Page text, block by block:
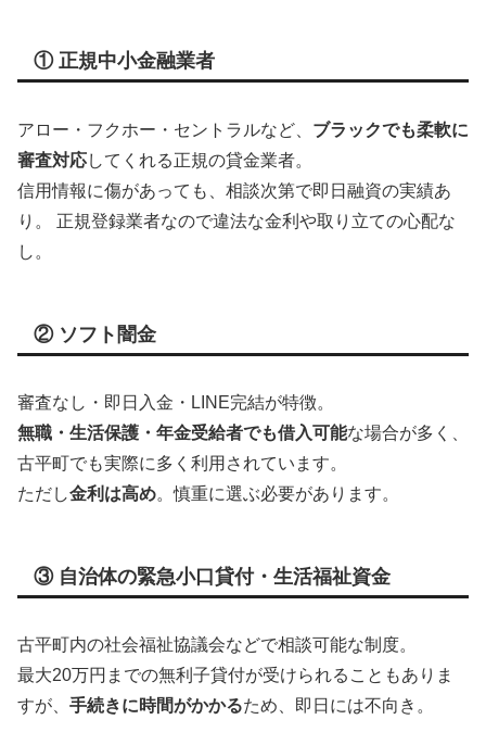
① 正規中小金融業者
アロー・フクホー・セントラルなど、 ブラックでも柔軟に
審査対応してくれる正規の貸金業者。
信用情報に傷があっても、相談次第で即日融資の実績あ
り。 正規登録業者なので違法な金利や取り立ての心配な
し。
② ソフト闇金
審査なし・即日入金・LINE完結が特徴。
無職・生活保護・年金受給者でも借入可能な場合が多く、
古平町でも実際に多く利用されています。
ただし金利は高め。慎重に選ぶ必要があります。
③ 自治体の緊急小口貸付・生活福祉資金
古平町内の社会福祉協議会などで相談可能な制度。
最大20万円までの無利子貸付が受けられることもありま
すが、 手続きに時間がかかるため、即日には不向き。